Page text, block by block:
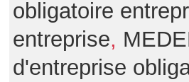
obligatoire
entreprise,
d'entreprise